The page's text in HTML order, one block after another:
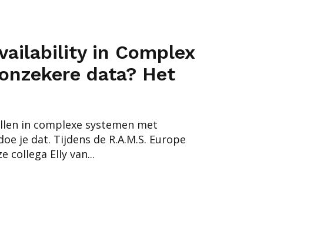
in Complex
data? Het
in complexe systemen met
je dat. Tijdens de R.A.M.S. Europe
collega Elly van...